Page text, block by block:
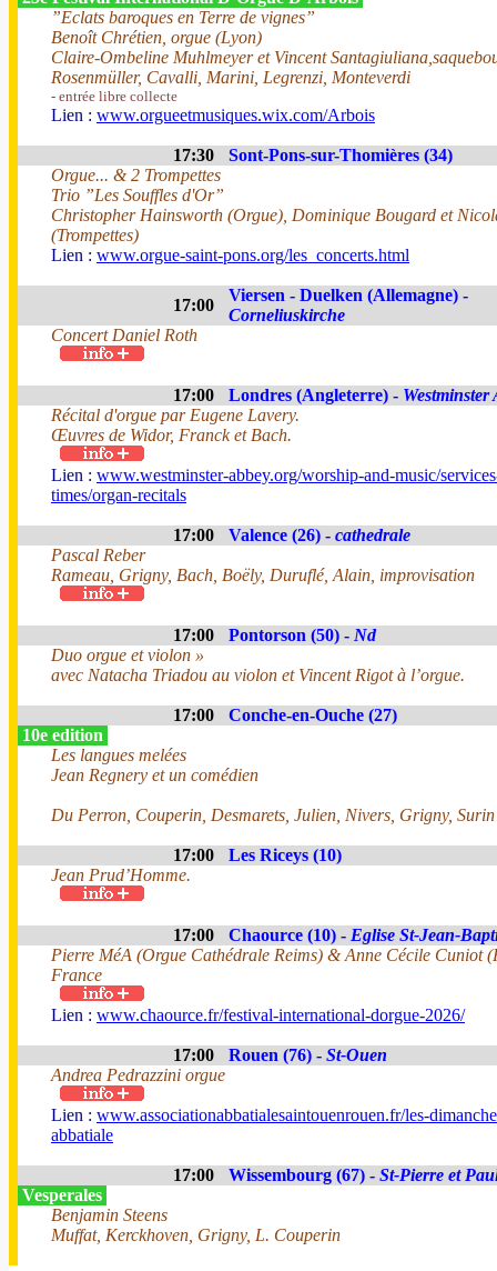
”Eclats baroques en Terre de vignes”
Benoît Chrétien, orgue (Lyon)
Claire-Ombeline Muhlmeyer et Vincent
Rosenmüller, Cavalli, Marini, Legrenzi, Monteverdi
- entrée libre collecte
Lien : www.orgueetmusiques.wix.com/Arbois
17:30
Sont-Pons-sur-Thomières (34)
Orgue... & 2 Trompettes
Trio ”Les Souffles d'Or”
Christopher Hainsworth (Orgue), Dominique Bougard et
(Trompettes)
Lien : www.orgue-saint-pons.org/les_concerts.html
17:00
Viersen - Duelken (Allemagne) -
Corneliuskirche
Concert Daniel Roth
17:00 Londres (Angleterre) - Westminster
Récital d'orgue par Eugene Lavery.
Œuvres de Widor, Franck et Bach.
Lien : www.westminster-abbey.org/worship-and-music/
times/organ-recitals
17:00 Valence (26) - cathedrale
Pascal Reber
Rameau, Grigny, Bach, Boëly, Duruflé, Alain, improvisation
17:00 Pontorson (50) - Nd
Duo orgue et violon »
avec Natacha Triadou au violon et Vincent Rigot à l’orgue.
17:00
Conche-en-Ouche (27)
10e edition
Les langues melées
Jean Regnery et un comédien
Du Perron, Couperin, Desmarets, Julien, Nivers, Grigny, Surin
17:00
Les Riceys (10)
Jean Prud’Homme.
17:00 Chaource (10) - Eglise St-Jean-
Pierre MéA (Orgue Cathédrale Reims) & Anne Cécile Cuniot
France
Lien : www.chaource.fr/festival-international-dorgue-2026/
17:00 Rouen (76) - St-Ouen
Andrea Pedrazzini orgue
Lien : www.associationabbatialesaintouenrouen.fr/les-
abbatiale
17:00 Wissembourg (67) - St-Pierre et
Vesperales
Benjamin Steens
Muffat, Kerckhoven, Grigny, L. Couperin